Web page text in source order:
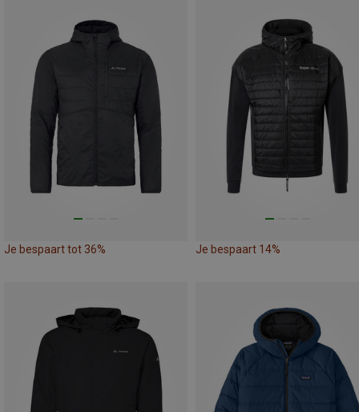
Je bespaart tot 36% Je bespaart 14%